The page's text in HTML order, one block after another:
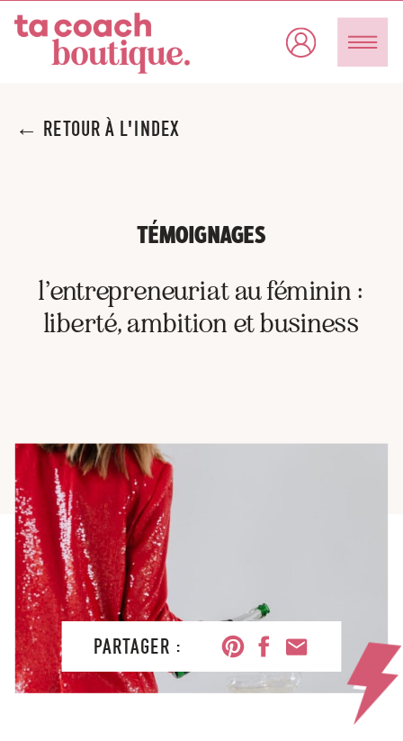
l’entrepreneuriat au féminin :
liberté, ambition et business
TÉMOIGNAGES
← RETOUR À L'INDEX
PARTAGER :